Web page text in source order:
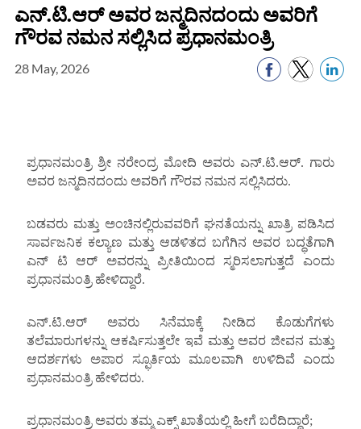
ಎನ್.ಟಿ.ಆರ್ ಅವರ ಜನ್ಮದಿನದಂದು ಅವರಿಗೆ
ಗೌರವ ನಮನ ಸಲ್ಲಿಸಿದ ಪ್ರಧಾನಮಂತ್ರಿ
28 May, 2026
ಪ್ರಧಾನಮಂತ್ರಿ ಶ್ರೀ ನರೇಂದ್ರ ಮೋದಿ ಅವರು ಎನ್.ಟಿ.ಆರ್. ಗಾರು
ಅವರ ಜನ್ಮದಿನದಂದು ಅವರಿಗೆ ಗೌರವ ನಮನ ಸಲ್ಲಿಸಿದರು.
ಬಡವರು ಮತ್ತು ಅಂಚಿನಲ್ಲಿರುವವರಿಗೆ ಘನತೆಯನ್ನು ಖಾತ್ರಿ ಪಡಿಸಿದ
ಸಾರ್ವಜನಿಕ ಕಲ್ಯಾಣ ಮತ್ತು ಆಡಳಿತದ ಬಗೆಗಿನ ಅವರ ಬದ್ಧತೆಗಾಗಿ
ಎನ್ ಟಿ ಆರ್ ಅವರನ್ನು ಪ್ರೀತಿಯಿಂದ ಸ್ಮರಿಸಲಾಗುತ್ತದೆ ಎಂದು
ಪ್ರಧಾನಮಂತ್ರಿ ಹೇಳಿದ್ದಾರೆ.
ಎನ್.ಟಿ.ಆರ್ ಅವರು ಸಿನೆಮಾಕ್ಕೆ ನೀಡಿದ ಕೊಡುಗೆಗಳು
ತಲೆಮಾರುಗಳನ್ನು ಆಕರ್ಷಿಸುತ್ತಲೇ ಇವೆ ಮತ್ತು ಅವರ ಜೀವನ ಮತ್ತು
ಆದರ್ಶಗಳು ಅಪಾರ ಸ್ಫೂರ್ತಿಯ ಮೂಲವಾಗಿ ಉಳಿದಿವೆ ಎಂದು
ಪ್ರಧಾನಮಂತ್ರಿ ಹೇಳಿದರು.
ಪ್ರಧಾನಮಂತ್ರಿ ಅವರು ತಮ್ಮ ಎಕ್ಸ್ ಖಾತೆಯಲ್ಲಿ ಹೀಗೆ ಬರೆದಿದ್ದಾರೆ;